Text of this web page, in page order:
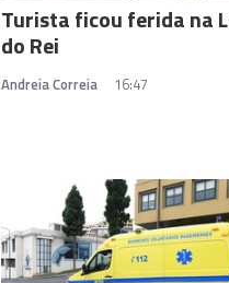
Turista ficou ferida na
do Rei
Andreia Correia 16:47